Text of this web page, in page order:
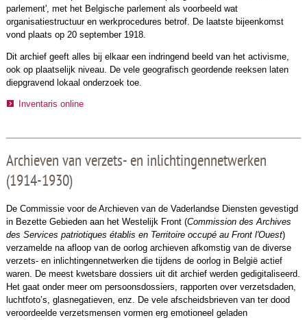
parlement', met het Belgische parlement als voorbeeld wat
organisatiestructuur en werkprocedures betrof. De laatste bijeenkomst
vond plaats op 20 september 1918.
Dit archief geeft alles bij elkaar een indringend beeld van het activisme,
ook op plaatselijk niveau. De vele geografisch geordende reeksen laten
diepgravend lokaal onderzoek toe.
Inventaris online
Archieven van verzets- en inlichtingennetwerken
(1914-1930)
De Commissie voor de Archieven van de Vaderlandse Diensten gevestigd
in Bezette Gebieden aan het Westelijk Front (Commission des Archives
des Services patriotiques établis en Territoire occupé au Front l'Ouest)
verzamelde na afloop van de oorlog archieven afkomstig van de diverse
verzets- en inlichtingennetwerken die tijdens de oorlog in België actief
waren. De meest kwetsbare dossiers uit dit archief werden gedigitaliseerd.
Het gaat onder meer om persoonsdossiers, rapporten over verzetsdaden,
luchtfoto’s, glasnegatieven, enz. De vele afscheidsbrieven van ter dood
veroordeelde verzetsmensen vormen erg emotioneel geladen